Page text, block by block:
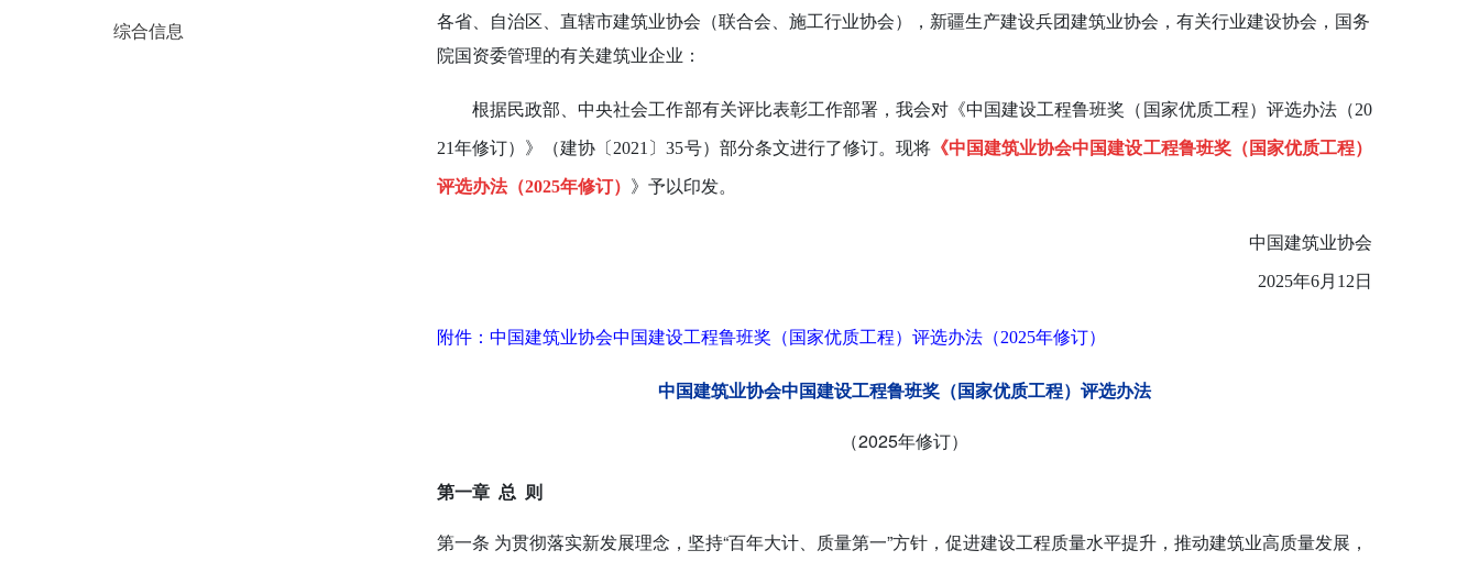
综合信息
各省、自治区、直辖市建筑业协会（联合会、施工行业协会），新疆生产建设兵团建筑业协会，有关行业建设协会，国务
院国资委管理的有关建筑业企业：
根据民政部、中央社会工作部有关评比表彰工作部署，我会对《中国建设工程鲁班奖（国家优质工程）评选办法（20
21年修订）》（建协〔2021〕35号）部分条文进行了修订。现将 《中国建筑业协会中国建设工程鲁班奖（国家优质工程）
评选办法（2025年修订） 》予以印发。
中国建筑业协会
2025年6月12日
附件： 中国建筑业协会中国建设工程鲁班奖（国家优质工程）评选办法（2025年修订）
中国建筑业协会中国建设工程鲁班奖（国家优质工程）评选办法
（2025年修订）
第一章 总 则
第一条 为贯彻落实新发展理念，坚持“百年大计、质量第一”方针，促进建设工程质量水平提升，推动建筑业高质量发展，